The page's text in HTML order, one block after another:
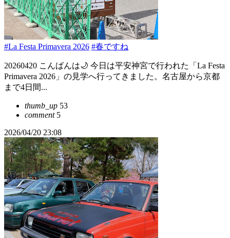
#La Festa Primavera 2026 #春ですね
20260420 こんばんは🌙 今日は平安神宮で行われた「La Festa
Primavera 2026」の見学へ行ってきました。名古屋から京都
まで4日間...
thumb_up 53
comment5
2026/04/20 23:08